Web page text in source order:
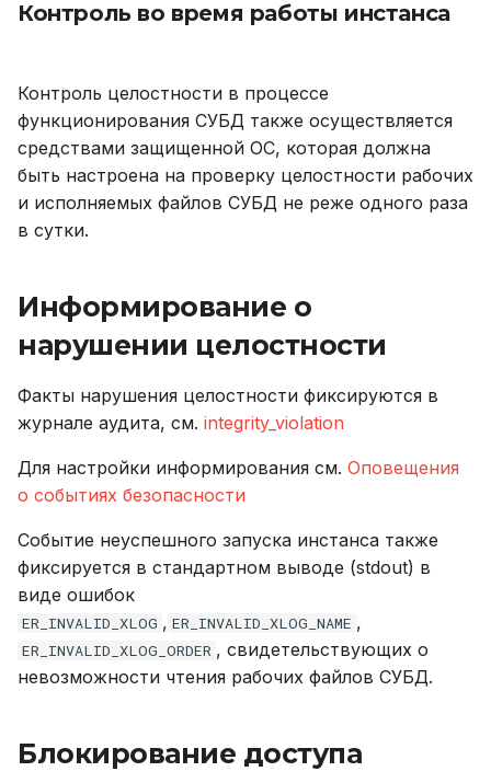
Контроль во время работы инстанса
Контроль целостности в процессе
функционирования СУБД также осуществляется
средствами защищенной ОС, которая должна
быть настроена на проверку целостности рабочих
и исполняемых файлов СУБД не реже одного раза
в сутки.
Информирование о
нарушении целостности
Факты нарушения целостности фиксируются в
журнале аудита, см. integrity_violation
Для настройки информирования см. Оповещения
о событиях безопасности
Событие неуспешного запуска инстанса также
фиксируется в стандартном выводе (stdout) в
виде ошибок
ER_INVALID_XLOG , ER_INVALID_XLOG_NAME ,
ER_INVALID_XLOG_ORDER , свидетельствующих о
невозможности чтения рабочих файлов СУБД.
Блокирование доступа